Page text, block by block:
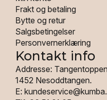
Frakt og betaling
Bytte og retur
Salgsbetingelser
Personvernerklæring
Kontakt info
Addresse: Tangentoppen
1452 Nesoddtangen.
E: